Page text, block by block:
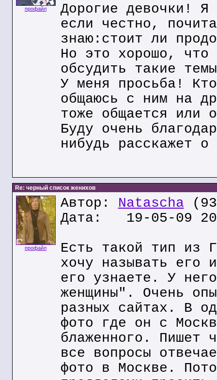
профайл
Дорогие девочки!
если честно,
знаю:стоит ли
Но это хорошо, что
обсудить такие
У меня просьба!
общаюсь с ним на
тоже общается или
Буду очень
нибудь расскажет
Re: черный список женихов
профайл
Автор: Natascha
Дата: 19-05-09
Есть такой тип из
хочу называть его
его узнаете. У
женщины". Очень
разных сайтах. В
фото где он с
блаженного. Пишет
все вопросы
фото в Москве.